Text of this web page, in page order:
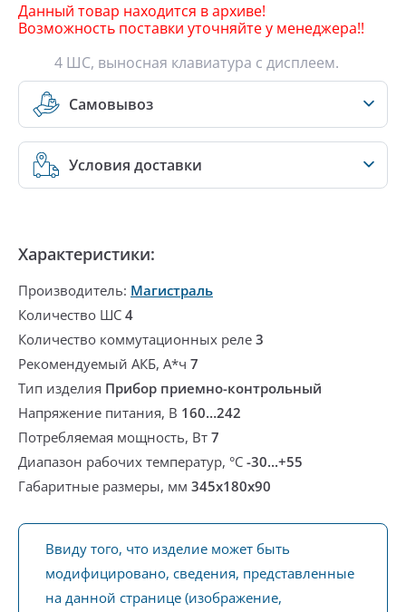
Данный товар находится в архиве!
Возможность поставки уточняйте у менеджера!!
4 ШС, выносная клавиатура с дисплеем.
Самовывоз
Условия доставки
Характеристики:
Производитель: Магистраль
Количество ШС 4
Количество коммутационных реле 3
Рекомендуемый АКБ, А*ч 7
Тип изделия Прибор приемно-контрольный
Напряжение питания, В 160…242
Потребляемая мощность, Вт 7
Диапазон рабочих температур, °С -30...+55
Габаритные размеры, мм 345х180х90
Ввиду того, что изделие может быть
модифицировано, сведения, представленные
на данной странице (изображение,